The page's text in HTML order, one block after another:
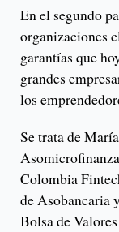
En el segundo
organizaciones
garantías que
grandes
los
Se trata de
Colombia
de Asobancaria
Bolsa de